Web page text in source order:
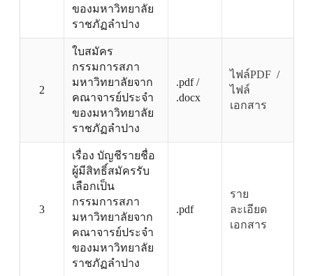
ของมหาวิทยาลัย
ราชภัฏลำปาง
2
ใบสมัคร
กรรมการสภา
มหาวิทยาลัยจาก
คณาจารย์ประจำ
ของมหาวิทยาลัย
ราชภัฏลำปาง
.pdf /
.docx
ไฟล์PDF/
ไฟล์
เอกสาร
3
เรื่อง บัญชีรายชื่อ
ผู้มีสิทธิ์สมัครรับ
เลือกเป็น
กรรมการสภา
มหาวิทยาลัยจาก
คณาจารย์ประจำ
ของมหาวิทยาลัย
ราชภัฏลำปาง
.pdf
ราย
ละเอียด
เอกสาร